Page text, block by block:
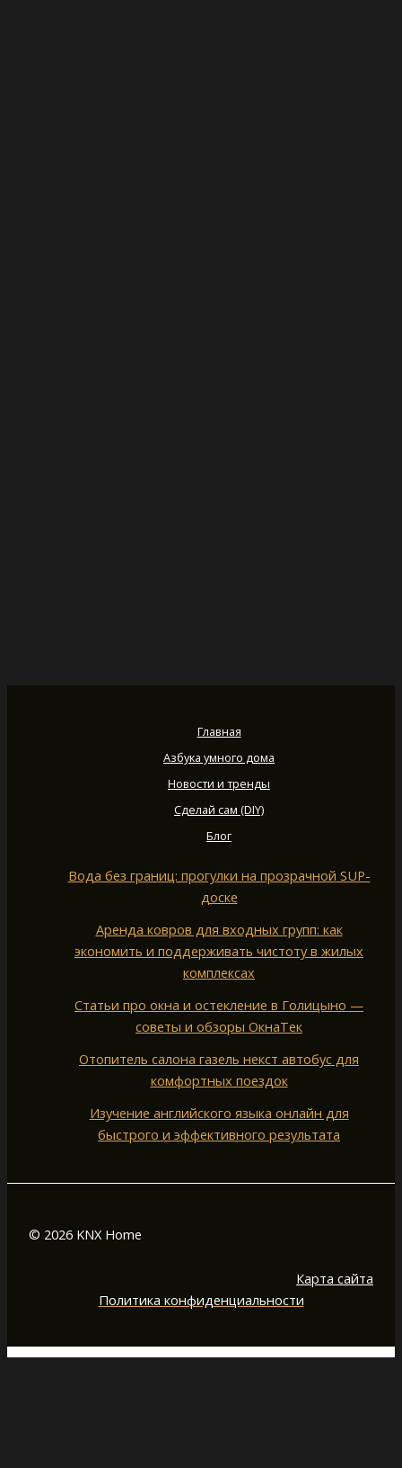
Главная
Азбука умного дома
Новости и тренды
Сделай сам (DIY)
Блог
Вода без границ: прогулки на прозрачной SUP-
доске
Аренда ковров для входных групп: как
экономить и поддерживать чистоту в жилых
комплексах
Статьи про окна и остекление в Голицыно —
советы и обзоры ОкнаТек
Отопитель салона газель некст автобус для
комфортных поездок
Изучение английского языка онлайн для
быстрого и эффективного результата
© 2026 KNX Home
Карта сайта
Политика конфиденциальности